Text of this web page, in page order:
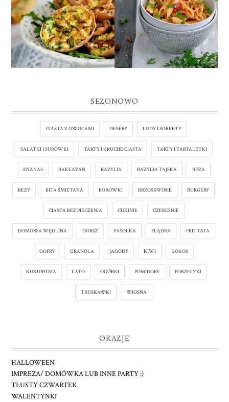
JAJA FASZEROWANE W
SKORUPKACH
PODSMAŻANE NA
MAŚLE
PENNE
ALL'ARRABBIATA
SEZONOWO
CIASTA Z OWOCAMI DESERY LODY I SORBETY
SAŁATKI I SURÓWKI TARTY I KRUCHE CIASTA TARTY I TARTALETKI
ANANAS BAKŁAŻAN BAZYLIA BAZYLIA TAJSKA BEZA
BEZY BITA ŚMIETANA BORÓWKI BRZOSKWINIE BURGERY
CIASTA BEZ PIECZENIA CUKINIE CZEREŚNIE
DOMOWA WĘDLINA DORSZ FASOLKA FLĄDRA FRITTATA
GOFRY GRANOLA JAGODY KIWI KOKOS
KUKURYDZA LATO OGÓRKI POMIDORY PORZECZKI
TRUSKAWKI WIOSNA
OKAZJE
HALLOWEEN
IMPREZA/ DOMÓWKA LUB INNE PARTY :)
TŁUSTY CZWARTEK
WALENTYNKI